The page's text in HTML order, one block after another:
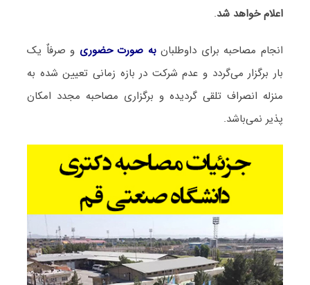
اعلام خواهد شد.
انجام مصاحبه برای داوطلبانبه صورت حضوری و صرفاٌ یک
بار برگزار می‌گردد و عدم شرکت در بازه زمانی تعیین شده به
منزله انصراف تلقی گردیده و برگزاری مصاحبه مجدد امکان
پذیر نمی‌باشد.